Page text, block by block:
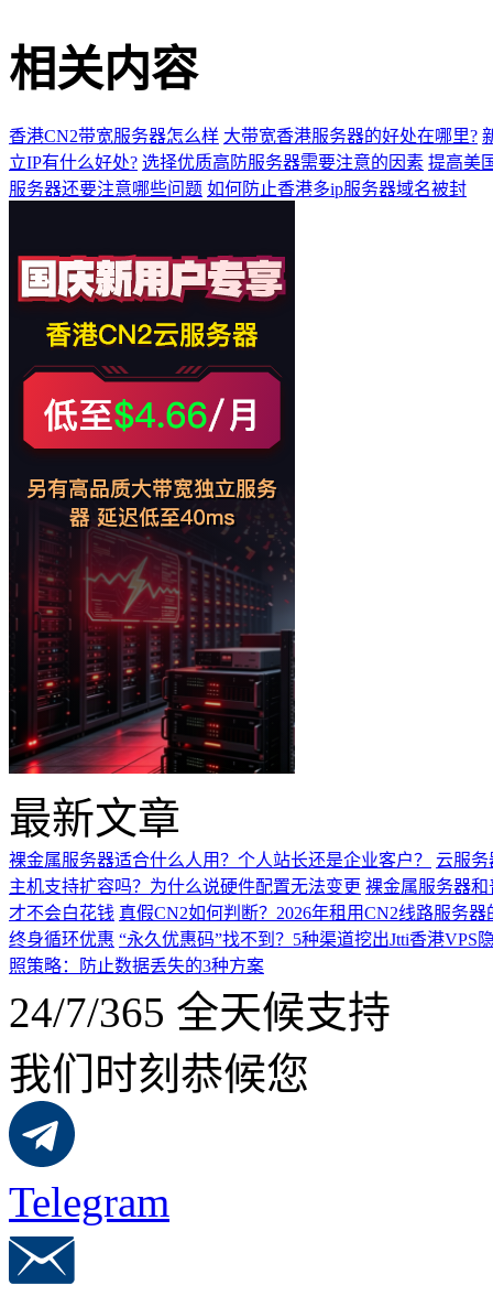
相关内容
香港CN2带宽服务器怎么样 大带宽香港服务器的好处在哪里?
立IP有什么好处? 选择优质高防服务器需要注意的因素 提高美
服务器还要注意哪些问题 如何防止香港多ip服务器域名被封
最新文章
裸金属服务器适合什么人用？个人站长还是企业客户？
云服务
主机支持扩容吗？为什么说硬件配置无法变更 裸金属服务器
才不会白花钱 真假CN2如何判断？2026年租用CN2线路服务器
终身循环优惠 “永久优惠码”找不到？5种渠道挖出Jtti香港VPS
照策略：防止数据丢失的3种方案
24/7/365 全天候支持
我们时刻恭候您
Telegram